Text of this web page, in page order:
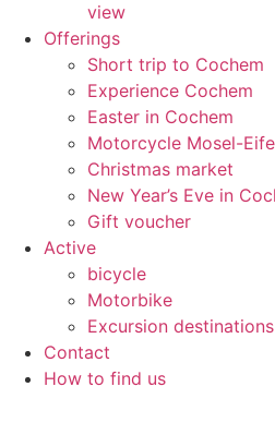
view
Offerings
Short trip to Cochem
Experience Cochem
Easter in Cochem
Motorcycle Mosel-
Christmas market
New Year’s Eve in
Gift voucher
Active
bicycle
Motorbike
Excursion destinations
Contact
How to find us